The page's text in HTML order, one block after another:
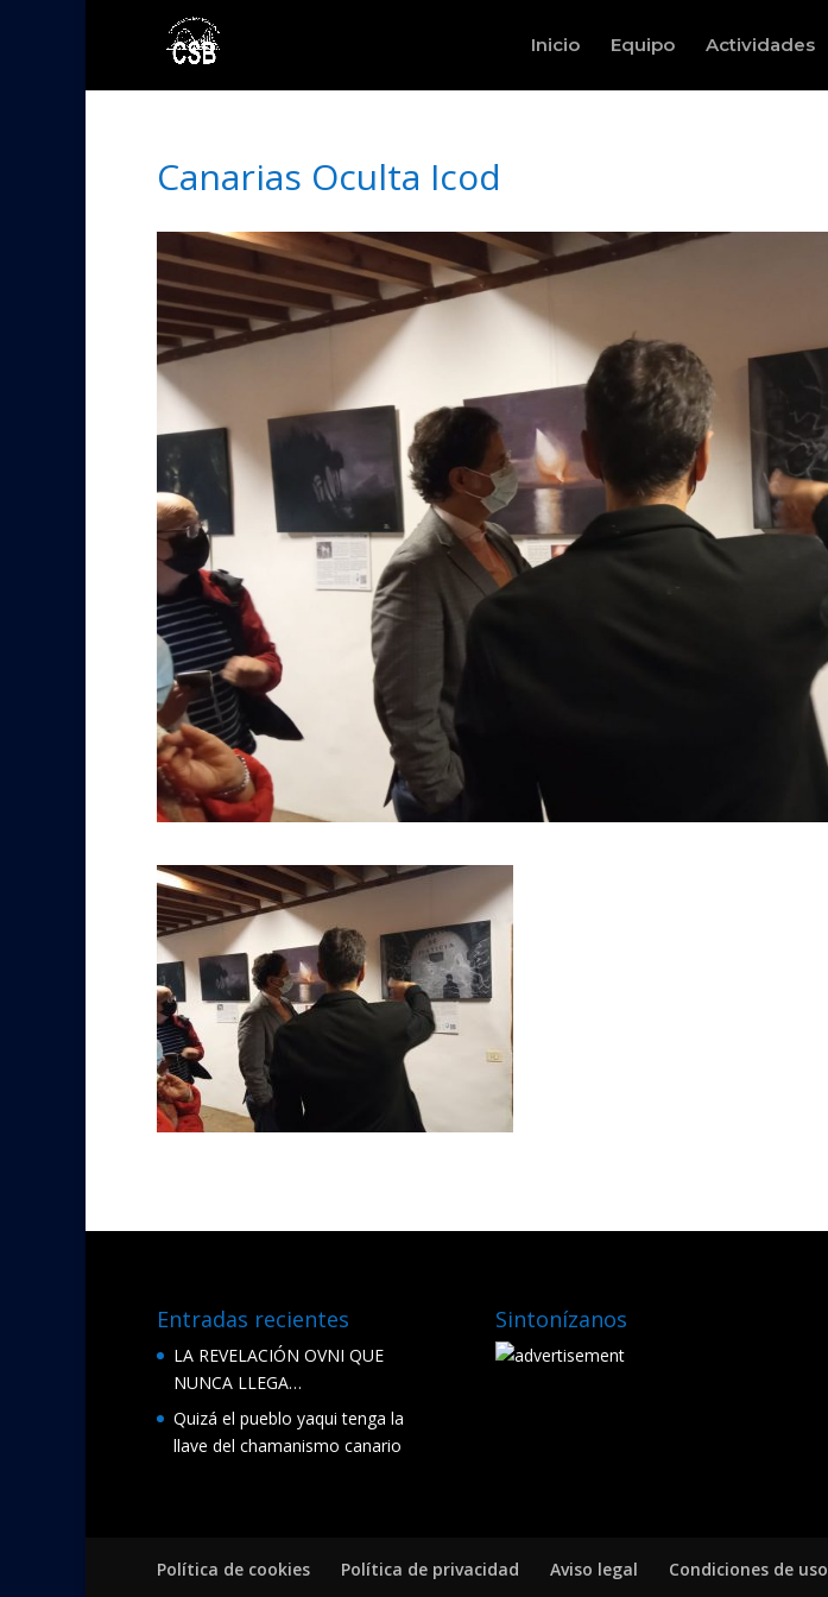
Inicio Equipo Actividades
Canarias Oculta Icod
Entradas recientes
LA REVELACIÓN OVNI QUE
NUNCA LLEGA…
Quizá el pueblo yaqui tenga la
llave del chamanismo canario
Sintonízanos
Política de cookies Política de privacidad Aviso legal Condiciones de uso